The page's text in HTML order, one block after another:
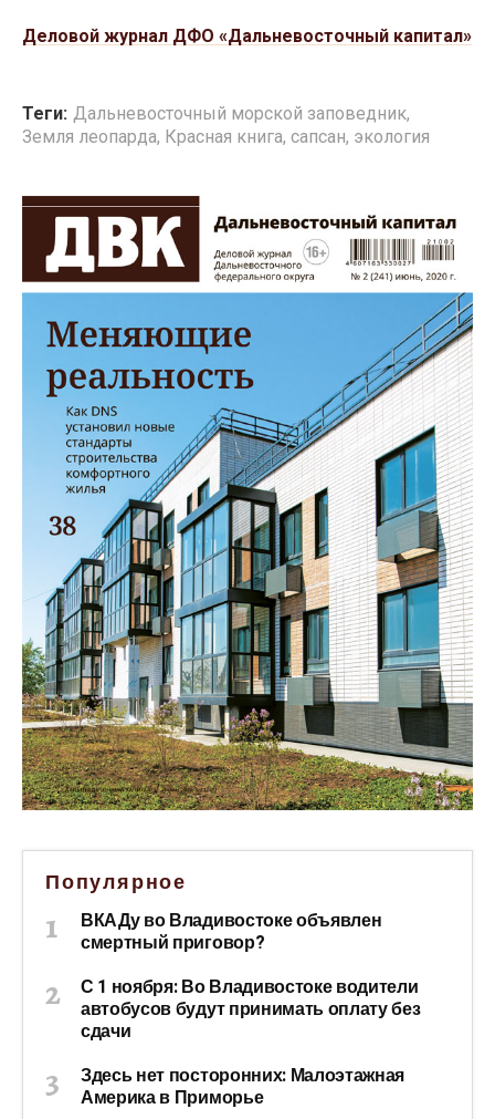
Деловой журнал ДФО «Дальневосточный капитал»
Теги: Дальневосточный морской заповедник,
Земля леопарда, Красная книга, сапсан, экология
Популярное
ВКАДу во Владивостоке объявлен
смертный приговор?
С 1 ноября: Во Владивостоке водители
автобусов будут принимать оплату без
сдачи
Здесь нет посторонних: Малоэтажная
Америка в Приморье